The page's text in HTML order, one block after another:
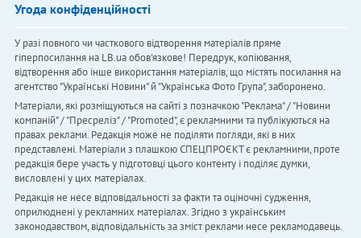
Угода конфіденційності
У разі повного чи часткового відтворення матеріалів пряме
гіперпосилання на LB.ua обов'язкове! Передрук, копіювання,
відтворення або інше використання матеріалів, що містять посилання на
агентство "Українськi Новини" й "Українська Фото Група", заборонено.
Матеріали, які розміщуються на сайті з позначкою "Реклама" / "Новини
компаній" / "Пресреліз" / "Promoted", є рекламними та публікуються на
правах реклами. Редакція може не поділяти погляди, які в них
представлені. Матеріали з плашкою СПЕЦПРОЄКТ є рекламними, проте
редакція бере участь у підготовці цього контенту і поділяє думки,
висловлені у цих матеріалах.
Редакція не несе відповідальності за факти та оціночні судження,
оприлюднені у рекламних матеріалах. Згідно з українським
законодавством, відповідальність за зміст реклами несе рекламодавець.